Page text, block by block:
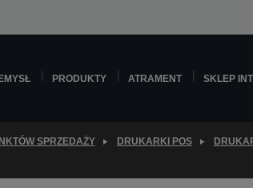
PRODUKTY ATRAMENT SKLEP
SPRZEDAŻY DRUKARKI POS